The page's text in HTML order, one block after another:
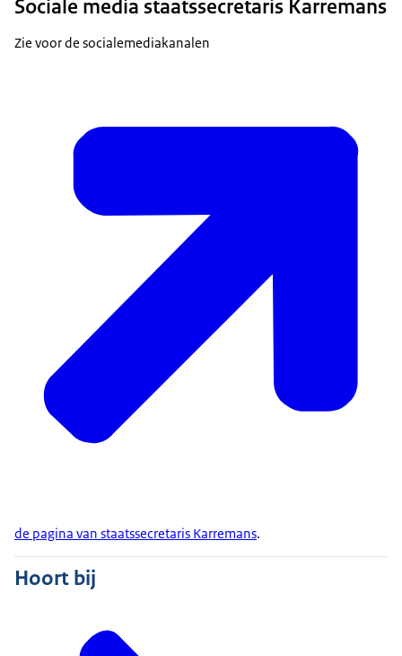
Sociale media staatssecretaris Karremans
Zie voor de socialemediakanalen
de pagina van staatssecretaris Karremans.
Hoort bij